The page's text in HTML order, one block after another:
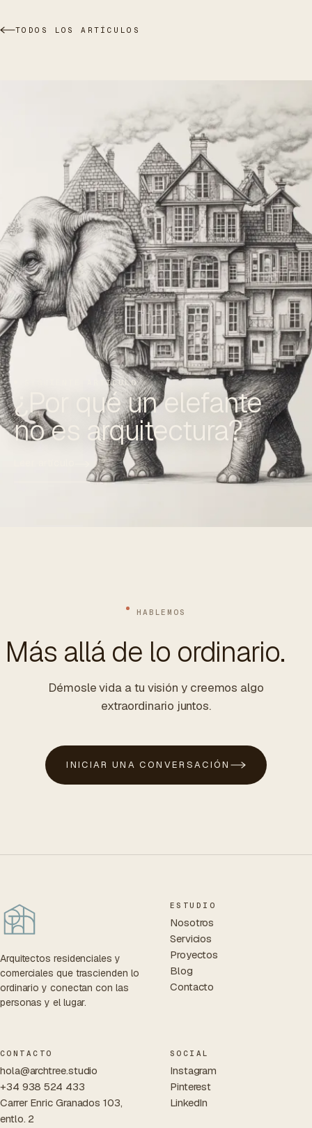
TODOS LOS ARTÍCULOS
SIGUIENTE ARTÍCULO
¿Por qué un elefante
no es arquitectura?
HABLEMOS
Más allá de lo ordinario.
Démosle vida a tu visión y creemos algo
extraordinario juntos.
INICIAR UNA CONVERSACIÓN
Arquitectos residenciales y
comerciales que trascienden lo
ordinario y conectan con las
personas y el lugar.
ESTUDIO
Nosotros
Servicios
Proyectos
Blog
Contacto
CONTACTO
hola@archtree.studio
+34 938 524 433
Carrer Enric Granados 103,
entlo. 2
SOCIAL
Instagram
Pinterest
LinkedIn